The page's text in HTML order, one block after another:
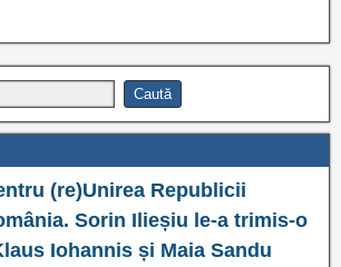
(re)Unirea Republicii
Sorin Ilieșiu le-a trimis-o
Iohannis și Maia Sandu